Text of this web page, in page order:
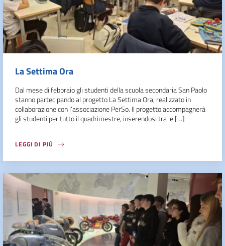
La Settima Ora
Dal mese di febbraio gli studenti della scuola secondaria San Paolo
stanno partecipando al progetto La Settima Ora, realizzato in
collaborazione con l’associazione PerSo. Il progetto accompagnerà
gli studenti per tutto il quadrimestre, inserendosi tra le […]
LEGGI DI PIÙ